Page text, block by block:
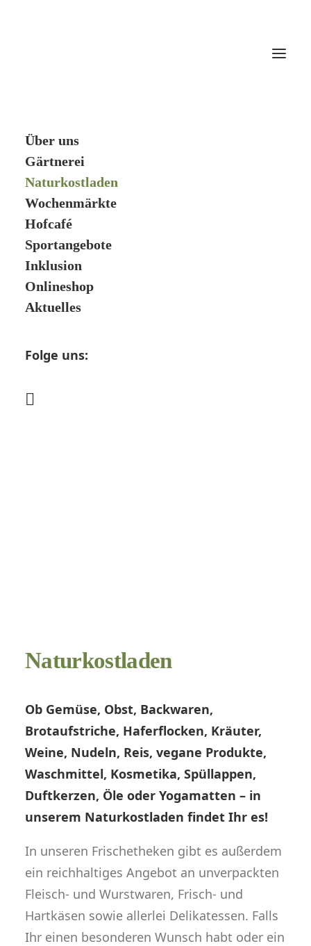
Über uns
Gärtnerei
Naturkostladen
Wochenmärkte
Hofcafé
Sportangebote
Inklusion
Onlineshop
Aktuelles
Folge uns:
Naturkostladen
Ob Gemüse, Obst, Backwaren,
Brotaufstriche, Haferflocken, Kräuter,
Weine, Nudeln, Reis, vegane Produkte,
Waschmittel, Kosmetika, Spüllappen,
Duftkerzen, Öle oder Yogamatten – in
unserem Naturkostladen findet Ihr es!
In unseren Frischetheken gibt es außerdem
ein reichhaltiges Angebot an unverpackten
Fleisch- und Wurstwaren, Frisch- und
Hartkäsen sowie allerlei Delikatessen. Falls
Ihr einen besonderen Wunsch habt oder ein